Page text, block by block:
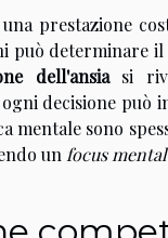
prestazione
determinare
dell'ansiasi
decisione
mentale sono
un focus